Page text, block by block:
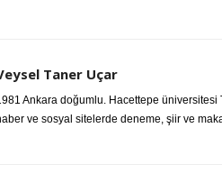
Taner Uçar
Ankara doğumlu. Hacettepe üniversitesi
ve sosyal sitelerde deneme, şiir ve